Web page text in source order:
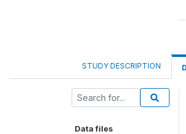
STUDY DESCRIPTION
Data files